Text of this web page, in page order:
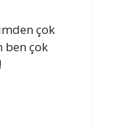
çok
ben çok